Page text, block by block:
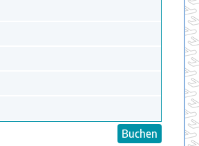
Buchen